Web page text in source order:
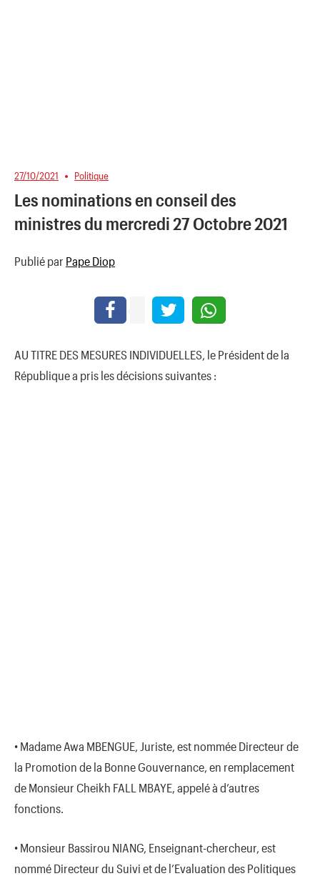
27/10/2021 Politique
Les nominations en conseil des
ministres du mercredi 27 Octobre 2021
Publié par Pape Diop
AU TITRE DES MESURES INDIVIDUELLES, le Président de la
République a pris les décisions suivantes :
• Madame Awa MBENGUE, Juriste, est nommée Directeur de
la Promotion de la Bonne Gouvernance, en remplacement
de Monsieur Cheikh FALL MBAYE, appelé à d’autres
fonctions.
• Monsieur Bassirou NIANG, Enseignant-chercheur, est
nommé Directeur du Suivi et de l’Evaluation des Politiques